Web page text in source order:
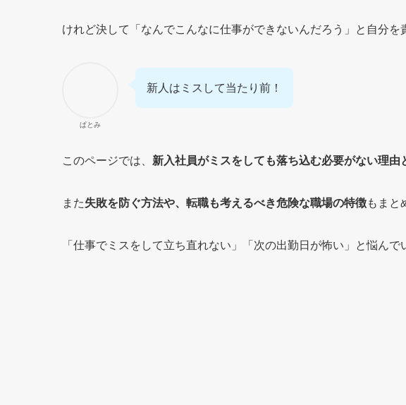
けれど決して「なんでこんなに仕事ができないんだろう」と自分を
ぱとみ
新人はミスして当たり前！
このページでは、 新入社員がミスをしても落ち込む必要がない理由
また失敗を防ぐ方法や、転職も考えるべき危険な職場の特徴もまと
「仕事でミスをして立ち直れない」「次の出勤日が怖い」と悩んで